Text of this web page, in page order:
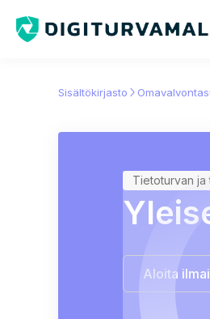
Sisältökirjasto
Tietoturvan ja
Aloita